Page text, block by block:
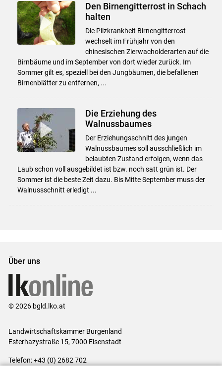
Den Birnengitterrost in Schach
halten
Die Pilzkrankheit Birnengitterrost
wechselt im Frühjahr von den
chinesischen Zierwacholderarten auf die
Birnbäume und im September von dort wieder zurück. Im
Sommer gilt es, speziell bei den Jungbäumen, die befallenen
Birnenblätter zu entfernen, ...
Die Erziehung des
Walnussbaumes
Der Erziehungsschnitt des jungen
Walnussbaumes soll ausschließlich im
belaubten Zustand erfolgen, wenn das
Laub schon voll ausgebildet ist bzw. noch satt grün ist. Der
Sommer ist die beste Zeit dazu. Bis Mitte September muss der
Walnussschnitt erledigt ...
Über uns
© 2026 bgld.lko.at
Landwirtschaftskammer Burgenland
Esterhazystraße 15, 7000 Eisenstadt
Telefon: +43 (0) 2682 702